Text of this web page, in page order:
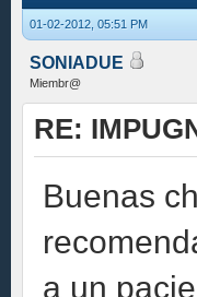
01-02-2012, 05:51 PM
SONIADUE
Miembr@
RE:
Buenas
a un